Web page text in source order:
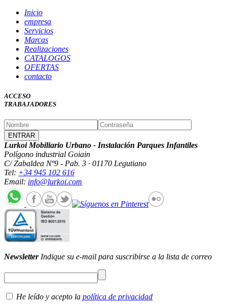
Inicio
empresa
Servicios
Marcas
Realizaciones
CATALOGOS
OFERTAS
contacto
ACCESO
TRABAJADORES
Lurkoi Mobiliario Urbano - Instalación Parques Infantiles
Polígono industrial Goiain
C/ Zabaldea Nº9 - Pab. 3 · 01170 Legutiano
Tel: +34 945 102 616
Email: info@lurkoi.com
NewsletterIndique su e-mail para suscribirse a la lista de correo
He leído y acepto la política de privacidad